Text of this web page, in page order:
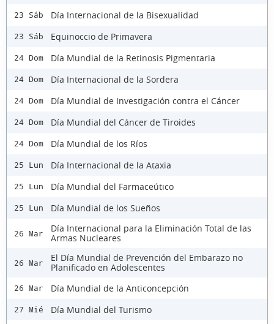
23 Sáb Día Internacional de la Bisexualidad
23 Sáb Equinoccio de Primavera
24 Dom Día Mundial de la Retinosis Pigmentaria
24 Dom Día Internacional de la Sordera
24 Dom Día Mundial de Investigación contra el Cáncer
24 Dom Día Mundial del Cáncer de Tiroides
24 Dom Día Mundial de los Ríos
25 Lun Día Internacional de la Ataxia
25 Lun Día Mundial del Farmaceútico
25 Lun Día Mundial de los Sueños
26 Mar
Día Internacional para la Eliminación Total de las
Armas Nucleares
26 Mar
El Día Mundial de Prevención del Embarazo no
Planificado en Adolescentes
26 Mar Día Mundial de la Anticoncepción
27 Mié Día Mundial del Turismo